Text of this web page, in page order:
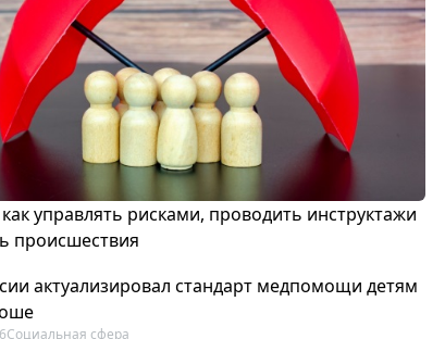
управлять рисками, проводить инструктажи
происшествия
актуализировал стандарт медпомощи детям
Социальная сфера